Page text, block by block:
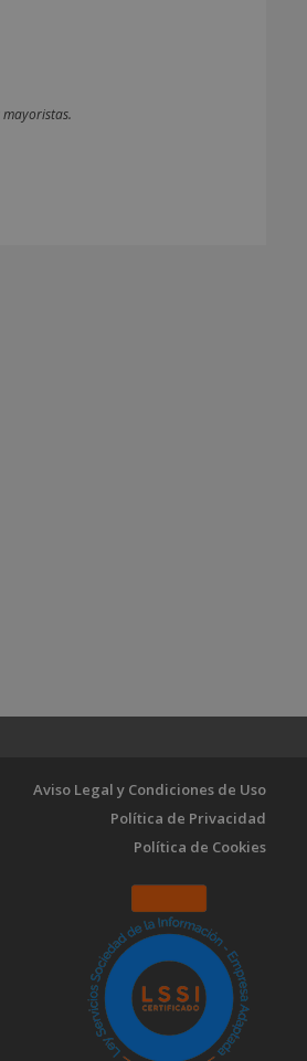
Aviso Legal y Condiciones de Uso
Política de Privacidad
Política de Cookies